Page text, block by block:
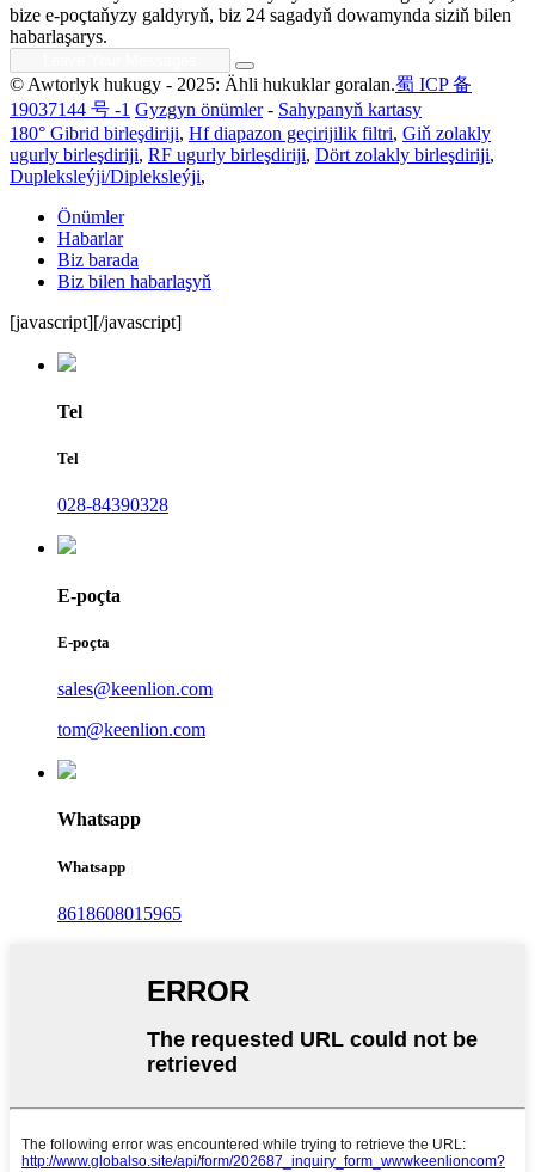
bize e-poçtaňyzy galdyryň, biz 24 sagadyň dowamynda siziň bilen
habarlaşarys.
© Awtorlyk hukugy - 2025: Ähli hukuklar goralan.蜀 ICP 备
19037144 号 -1 Gyzgyn önümler- Sahypanyň kartasy
180° Gibrid birleşdiriji, Hf diapazon geçirijilik filtri, Giň zolakly
ugurly birleşdiriji, RF ugurly birleşdiriji, Dört zolakly birleşdiriji,
Dupleksleýji/Dipleksleýji,
Önümler
Habarlar
Biz barada
Biz bilen habarlaşyň
[javascript][/javascript]
Tel
Tel
028-84390328
E-poçta
E-poçta
sales@keenlion.com
tom@keenlion.com
Whatsapp
Whatsapp
8618608015965